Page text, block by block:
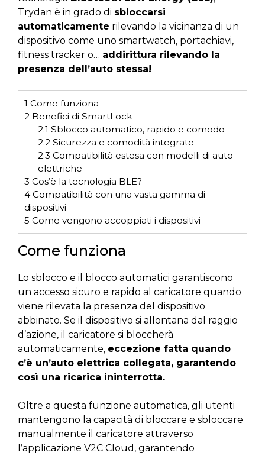
Trydan è in grado di sbloccarsi
automaticamente rilevando la vicinanza di un
dispositivo come uno smartwatch, portachiavi,
fitness tracker o… addirittura rilevando la
presenza dell’auto stessa!
1 Come funziona
2 Benefici di SmartLock
2.1 Sblocco automatico, rapido e comodo
2.2Sicurezza e comodità integrate
2.3 Compatibilità estesa con modelli di auto
elettriche
3 Cos’è la tecnologia BLE?
4 Compatibilità con una vasta gamma di
dispositivi
5 Come vengono accoppiati i dispositivi
Come funziona
Lo sblocco e il blocco automatici garantiscono
un accesso sicuro e rapido al caricatore quando
viene rilevata la presenza del dispositivo
abbinato. Se il dispositivo si allontana dal raggio
d’azione, il caricatore si bloccherà
automaticamente, eccezione fatta quando
c’è un’auto elettrica collegata, garantendo
così una ricarica ininterrotta.
Oltre a questa funzione automatica, gli utenti
mantengono la capacità di bloccare e sbloccare
manualmente il caricatore attraverso
l’applicazione V2C Cloud, garantendo